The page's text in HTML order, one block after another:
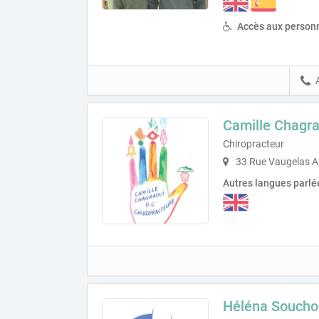
Accès aux
Camille
Chiropracteur
33 Rue Vaugelas
Autres langues
Héléna